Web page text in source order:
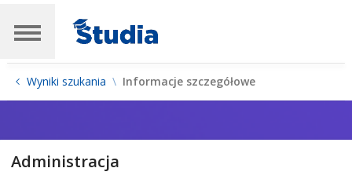
Wyniki szukania Informacje szczegółowe
Administracja